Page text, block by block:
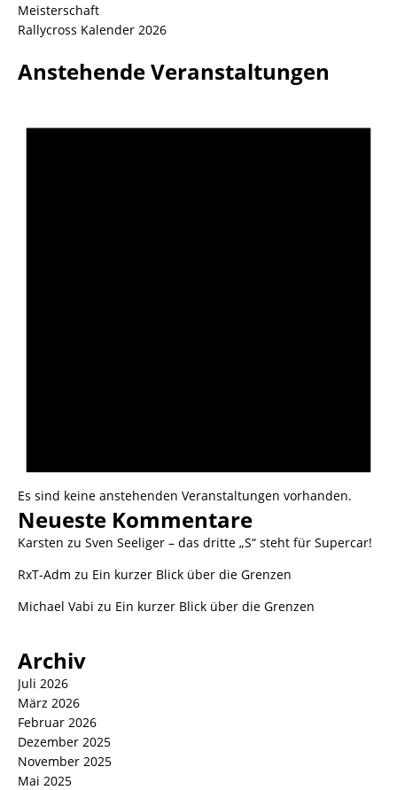
Meisterschaft
Rallycross Kalender 2026
Anstehende Veranstaltungen
Es sind keine anstehenden Veranstaltungen vorhanden.
Neueste Kommentare
Karsten zu Sven Seeliger – das dritte „S“ steht für Supercar!
RxT-Adm zu Ein kurzer Blick über die Grenzen
Michael Vabi zu Ein kurzer Blick über die Grenzen
Archiv
Juli 2026
März 2026
Februar 2026
Dezember 2025
November 2025
Mai 2025